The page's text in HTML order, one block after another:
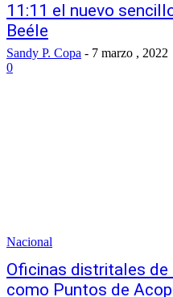
11:11 el nuevo
Beéle
Sandy P. Copa - 7 marzo , 2022
0
Nacional
Oficinas distritales
como Puntos de